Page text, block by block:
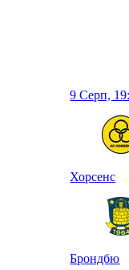
9 Серп,
Хорсенс
Брондбю